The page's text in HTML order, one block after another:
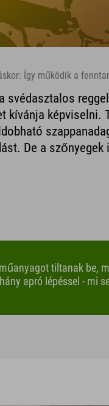
Így működik a
svédasztalos
kívánja képviselni.
De a szőnyegek
tiltanak be,
apró lépéssel - mi